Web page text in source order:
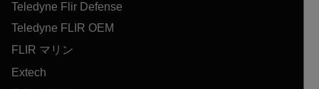
Teledyne Flir Defense
Teledyne FLIR OEM
FLIR マリン
Extech